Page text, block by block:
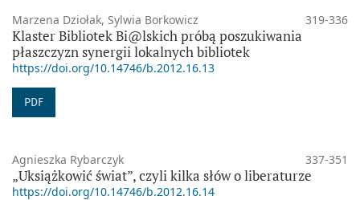
Marzena Dziołak, Sylwia Borkowicz 319-336
Klaster Bibliotek Bi@lskich próbą poszukiwania
płaszczyzn synergii lokalnych bibliotek
https://doi.org/10.14746/b.2012.16.13
PDF
Agnieszka Rybarczyk 337-351
„Uksiążkowić świat”, czyli kilka słów o liberaturze
https://doi.org/10.14746/b.2012.16.14